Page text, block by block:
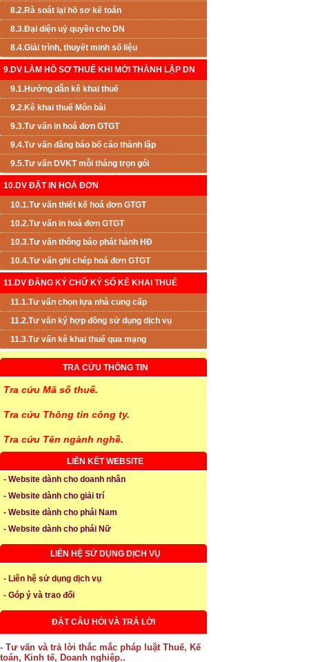
8.2.Rà soát lại hồ sơ kế toán
8.3.Đại diện uỷ quyền cho DN
8.4.Giải trình, thuyết minh số liệu
9.DV LÀM HỒ SƠ THUẾ KHI MỚI THÀNH LẬP DN
9.1.Hướng dẫn kê khai thuế
9.2.Kê khai thuế Môn bài
9.3.Tư vấn in hoá đơn GTGT
9.4.Tư vấn đăng báo bố cáo thành lập
9.5.Tư vấn DVKT mỗi tháng trọn gói
10.DV ĐẶT IN HOÁ ĐƠN
10.1.Tư vấn thiết kế hoá đơn GTGT
10.2.Tư vấn in hoá đơn GTGT
10.3.Tư vấn thông báo phát hành HĐ
10.4.Tư vấn ghi chép hoá đơn GTGT
11.DV ĐĂNG KÝ CHỮ KÝ SỐ KÊ KHAI THUẾ
11.1.Tư vấn chọn lựa nhà cung cấp
11.2.Tư vấn ký hợp đồng sử dụng dịch vụ
11.3.Tư vấn kê khai thuế qua mạng
TRA CỨU THÔNG TIN
Tra cứu Mã số thuế.
Tra cứu Thông tin công ty.
Tra cứu Tên ngành nghề.
LIÊN KẾT WEBSITE
- Website dành cho doanh nhân
- Website dành cho giải trí
- Website dành cho phái Nam
- Website dành cho phái Nữ
LIÊN HỆ SỬ DỤNG DỊCH VỤ
- Liên hệ sử dụng dịch vụ
- Góp ý và trao đổi
ĐẶT CÂU HỎI VÀ TRẢ LỜI
- Tư vấn và trả lời thắc mắc pháp luật Thuế, Kế
toán, Kinh tế, Doanh nghiệp..